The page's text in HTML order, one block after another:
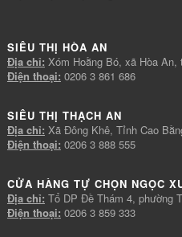
SIÊU THỊ HÒA AN
Địa chỉ: Xóm Hoằng Bó, xã Hòa An,
Điện thoại: 0206 3 861 686
SIÊU THỊ THẠCH AN
Địa chỉ: Xã Đông Khê, Tỉnh Cao
Điện thoại: 0206 3 888 555
CỬA HÀNG TỰ CHỌN NGỌC
Địa chỉ: Tổ DP Đề Thám 4, phường
Điện thoại: 0206 3 859 333